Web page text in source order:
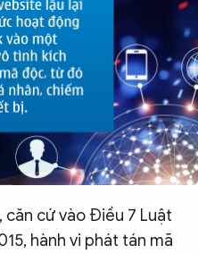
căn cứ vào Điều 7 Luật
hành vi phát tán mã